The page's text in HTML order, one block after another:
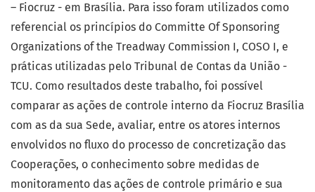
– Fiocruz - em Brasília. Para isso foram utilizados como
referencial os princípios do Committe Of Sponsoring
Organizations of the Treadway Commission I, COSO I, e
práticas utilizadas pelo Tribunal de Contas da União -
TCU. Como resultados deste trabalho, foi possível
comparar as ações de controle interno da Fiocruz Brasília
com as da sua Sede, avaliar, entre os atores internos
envolvidos no fluxo do processo de concretização das
Cooperações, o conhecimento sobre medidas de
monitoramento das ações de controle primário e sua